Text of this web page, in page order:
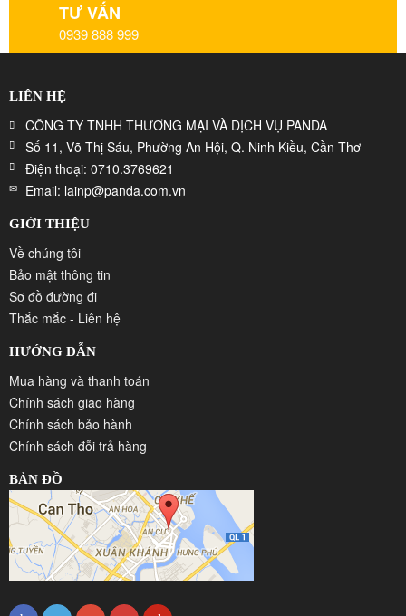
TƯ VẤN
0939 888 999
LIÊN HỆ
CÔNG TY TNHH THƯƠNG MẠI VÀ DỊCH VỤ PANDA
Số 11, Võ Thị Sáu, Phường An Hội, Q. Ninh Kiều, Cần Thơ
Điện thoại: 0710.3769621
Email: lainp@panda.com.vn
GIỚI THIỆU
Về chúng tôi
Bảo mật thông tin
Sơ đồ đường đi
Thắc mắc - Liên hệ
HƯỚNG DẪN
Mua hàng và thanh toán
Chính sách giao hàng
Chính sách bảo hành
Chính sách đỗi trả hàng
BẢN ĐỒ